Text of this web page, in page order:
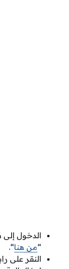
الدخول
“من هنا“.
النقر على